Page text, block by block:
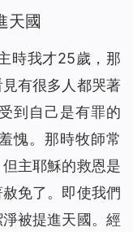
天國
時我才25歲，那
有很多人都哭著
到自己是有罪的
愧。那時牧師常
主耶穌的救恩是
免了。即使我們
被提進天國。經